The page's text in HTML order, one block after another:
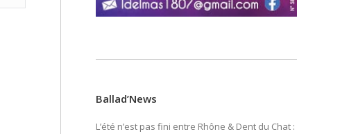
Ballad’News
L’été n’est pas fini entre Rhône & Dent du Chat :